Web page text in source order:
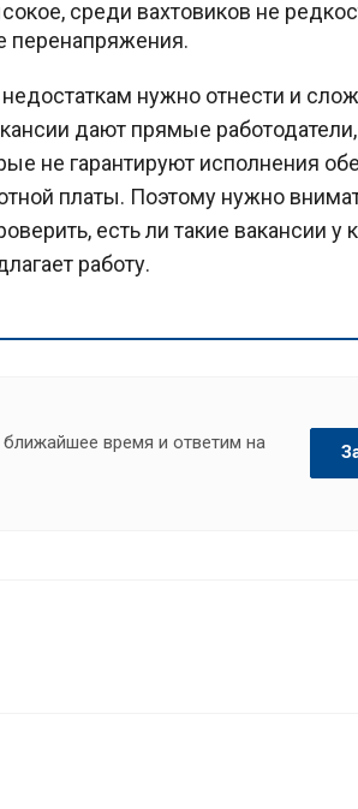
среди вахтовиков не
перенапряжения.
нужно отнести и
дают прямые работодатели,
не гарантируют исполнения
платы. Поэтому нужно
есть ли такие вакансии у
работу.
время и ответим на